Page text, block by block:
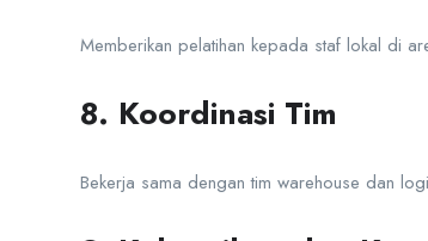
Memberikan pelatihan kepada staf lokal di
8. Koordinasi Tim
Bekerja sama dengan tim warehouse dan